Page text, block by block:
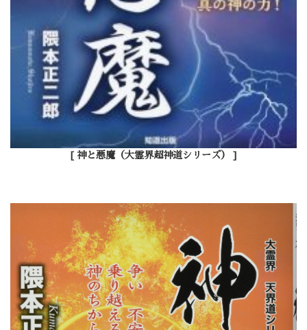
[ 神と悪魔（大霊界超神道シリーズ） ]